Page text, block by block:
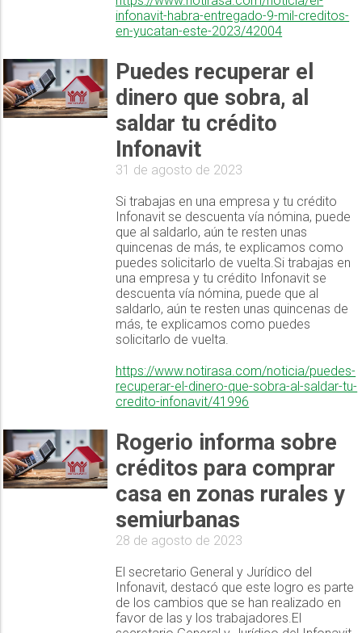
infonavit-habra-entregado-9-mil-creditos-
en-yucatan-este-2023/42004
Puedes recuperar el
dinero que sobra, al
saldar tu crédito
Infonavit
31 de agosto de 2023
Si trabajas en una empresa y tu crédito
Infonavit se descuenta vía nómina, puede
que al saldarlo, aún te resten unas
quincenas de más, te explicamos como
puedes solicitarlo de vuelta.Si trabajas en
una empresa y tu crédito Infonavit se
descuenta vía nómina, puede que al
saldarlo, aún te resten unas quincenas de
más, te explicamos como puedes
solicitarlo de vuelta.
https://www.notirasa.com/noticia/puedes-
recuperar-el-dinero-que-sobra-al-saldar-tu-
credito-infonavit/41996
Rogerio informa sobre
créditos para comprar
casa en zonas rurales y
semiurbanas
28 de agosto de 2023
El secretario General y Jurídico del
Infonavit, destacó que este logro es parte
de los cambios que se han realizado en
favor de las y los trabajadores.El